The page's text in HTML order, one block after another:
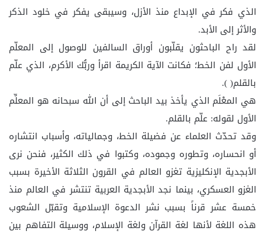
الذي فكر في الإبداع منذ الأزل، وسيبقى يفكر في خلود الذكر
والأثر إلى الأبد.
لقد راح الباحثون يقلّبون أوراق السالفين للوصول إلى المعلّم
الأول لفن الخط؛ فكانت الآية الكريمة اقرأ وربُّك الأكرم، الذي علّم
بالقلم( ).
هي المعْلَم الذي يأخذ بيد الباحث إلى أن الله سبحانه هو المعلِّم
الأول لقوله: علّم بالقلم.
وقد تحدّث العلماء عن فضيلة الخط، وجمالياته، وأسباب انتشاره
أو انحساره، وتطوره وجموده، وكتبوا في ذلك الكثير، فنحن نرى
الأبجدية الإنكليزية تغزو العالم في القرون الثلاثة الأخيرة بسبب
الغزو العسكري، بينما نجد الأبجدية العربية تنتشر في العالم منذ
خمسة عشر قرناً بسبب نشر الدعوة الإسلامية وتقبّل الشعوب
هذه اللغة لأنها لغة القرآن ولغة الإسلام، ووسيلة التفاهم بين